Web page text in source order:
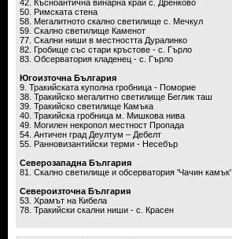
42. Късноантична винарна край с. Дренково
50. Римската стена
58. Мегалитното скално светилище с. Мечкул
59. Скално светилище Каменот
77. Скални ниши в местността Дуралинко
82. Гробище със стари кръстове - с. Гърло
83. Обсерватория кладенец - с. Гърло
Югоизточна България
9. Тракийската куполна гробница - Поморие
38. Тракийско мегалитно светилище Беглик таш
39. Тракийско светилище Камъка
40. Тракийска гробница м. Мишкова нива
49. Могилен некропол местност Пропада
54. Античен град Деултум – Дебелт
55. Ранновизантийски терми - Несебър
Северозападна България
81. Скално светилище и обсерватория 'Чачин камък'
Североизточна България
53. Храмът на Кибела
78. Тракийски скални ниши - с. Красен